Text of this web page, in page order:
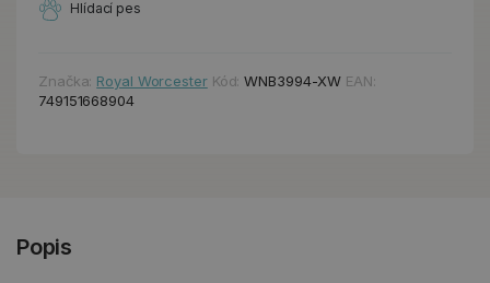
Hlídací pes
Značka: Royal Worcester Kód:WNB3994-XW EAN:
749151668904
Popis